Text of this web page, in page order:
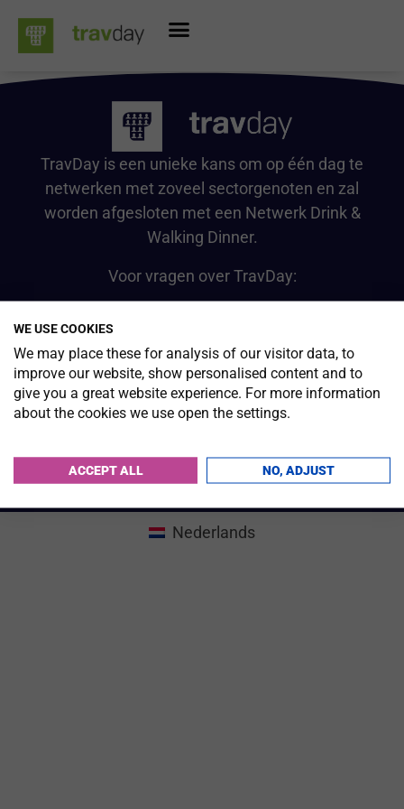
TravDay is een unieke kans om op één dag te
netwerken met zoveel sectorgenoten en zal
worden afgesloten met een Netwerk Drink &
Walking Dinner.
Voor vragen over TravDay:
#TRAVDAY2026 Programma Voor Exposanten
Locatie Gallery Exposanten
© 2024 TravDay | Cookieverklaring
Nederlands
WE USE COOKIES
We may place these for analysis of our visitor data, to
improve our website, show personalised content and to
give you a great website experience. For more information
about the cookies we use open the settings.
ACCEPT ALL NO, ADJUST